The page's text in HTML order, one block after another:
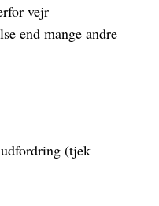
vejr
end mange andre
(tjek